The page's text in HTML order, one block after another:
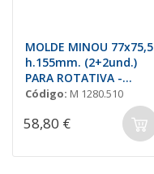
MOLDE MINOU 77x75,5
h.155mm. (2+2und.)
PARA ROTATIVA -
160gr
Código: M 1280.510
58,80 €